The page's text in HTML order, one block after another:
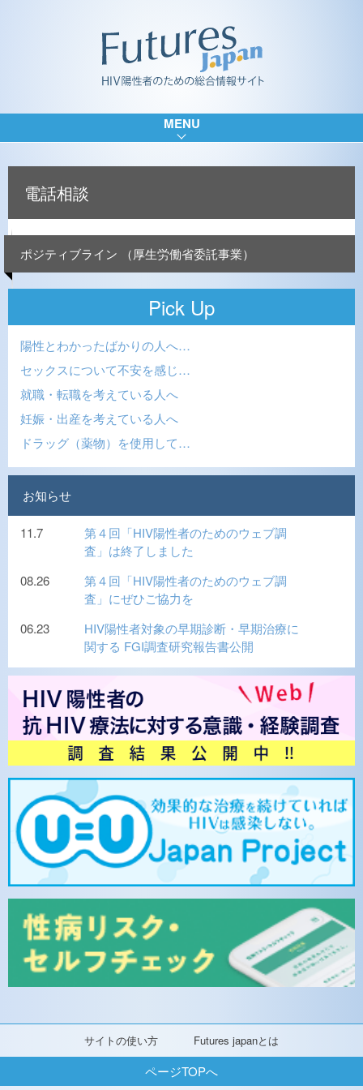
サイトの使い方 Futures japanとは
MENU
電話相談
ポジティブライン （厚生労働省委託事業）
Pick Up
陽性とわかったばかりの人へ…
セックスについて不安を感じ…
就職・転職を考えている人へ
妊娠・出産を考えている人へ
ドラッグ（薬物）を使用して…
お知らせ
11.7
第４回「HIV陽性者のためのウェブ調
査」は終了しました
08.26
第４回「HIV陽性者のためのウェブ調
査」にぜひご協力を
06.23
HIV陽性者対象の早期診断・早期治療に
関する FGI調査研究報告書公開
ページTOPへ